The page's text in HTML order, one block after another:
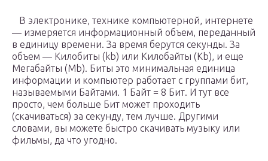
В электронике, технике компьютерной, интернете
— измеряется информационный объем, переданный
в единицу времени. За время берутся секунды. За
объем — Килобиты (kb) или Килобайты (Kb), и еще
Мегабайты (Mb). Биты это минимальная единица
информации и компьютер работает с группами бит,
называемыми Байтами. 1 Байт = 8 Бит. И тут все
просто, чем больше Бит может проходить
(скачиваться) за секунду, тем лучше. Другими
словами, вы можете быстро скачивать музыку или
фильмы, да что угодно.